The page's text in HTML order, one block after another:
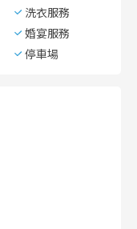
洗衣服務
婚宴服務
停車場